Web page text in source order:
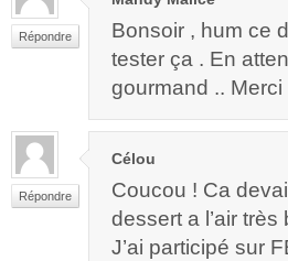
Répondre
Bonsoir , hum ce
tester ça . En
gourmand ..
Répondre
Célou
Coucou ! Ca
dessert a l’air très
J’ai participé sur